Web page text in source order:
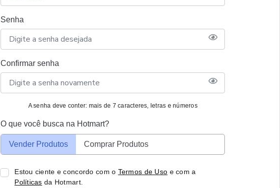
Senha
Confirmar senha
A senha deve conter: mais de 7 caracteres, letras e números
O que você busca na Hotmart?
Vender Produtos Comprar Produtos
Estou ciente e concordo com o Termos de Uso e com a
Políticas da Hotmart.